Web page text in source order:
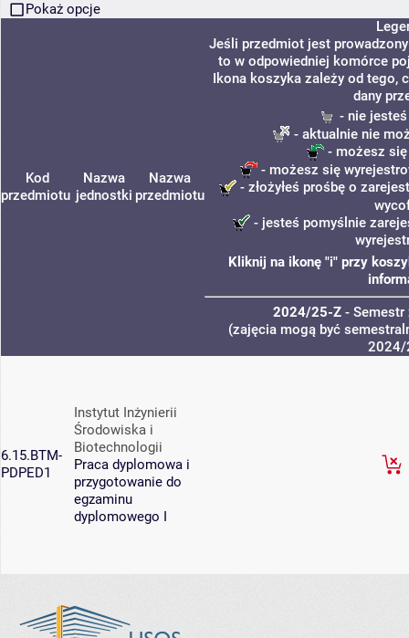
Pokaż opcje
Kod
przedmiotu
Nazwa
jednostki
Nazwa
przedmiotu
Jeśli przedmiot jest
to w odpowiedniej komórce
Ikona koszyka zależy od tego,
dany
- nie
- aktualnie nie
- możesz się
- możesz się
- złożyłeś prośbę o
- jesteś pomyślnie
Kliknij na ikonę "i" przy
2024/25-Z -
(zajęcia mogą być
2024/
6.15.BTM-
PDPED1
Instytut Inżynierii
Środowiska i
Biotechnologii
Praca dyplomowa i
przygotowanie do
egzaminu
dyplomowego I